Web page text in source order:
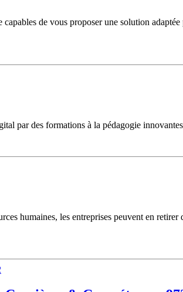
de vous proposer une solution
par des formations à la pédagogie
humaines, les entreprises peuvent en